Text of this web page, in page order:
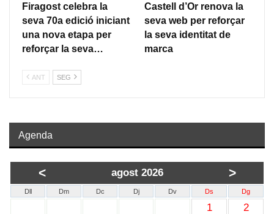
Firagost celebra la
seva 70a edició iniciant
una nova etapa per
reforçar la seva…
Castell d’Or renova la
seva web per reforçar
la seva identitat de
marca
ANT SEG
Agenda
< agost 2026 >
Dll Dm Dc Dj Dv Ds Dg
1 2